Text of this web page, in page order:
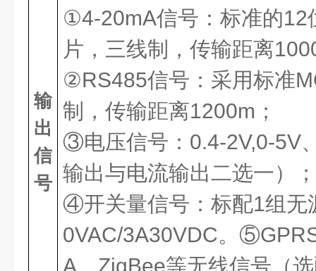
输
出
信
号
①4-20mA信号：标准的12
片，三线制，传输距离
②RS485信号：采用标准
制，传输距离1200m；
③电压信号：0.4-2V,0-5V
输出与电流输出二选一）；
④开关量信号：标配1组无
0VAC/3A30VDC。
A、ZigBee等无线信号（